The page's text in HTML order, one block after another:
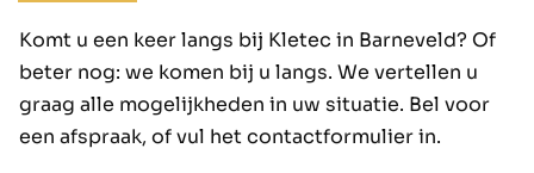
Komt u een keer langs bij Kletec in Barneveld? Of
beter nog: we komen bij u langs. We vertellen u
graag alle mogelijkheden in uw situatie. Bel voor
een afspraak, of vul het contactformulier in.